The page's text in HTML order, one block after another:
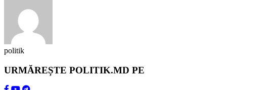
politik
URMĂREȘTE POLITIK.MD PE